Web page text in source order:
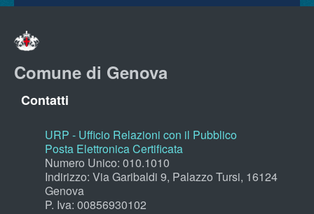
Comune di Genova
Contatti
URP - Ufficio Relazioni con il Pubblico
Posta Elettronica Certificata
Numero Unico: 010.1010
Indirizzo: Via Garibaldi 9, Palazzo Tursi, 16124
Genova
P. Iva: 00856930102